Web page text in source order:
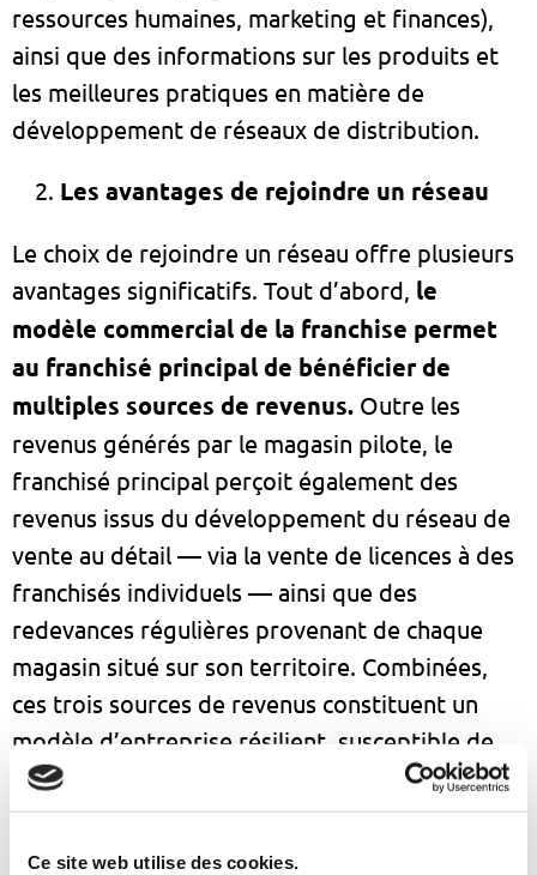
Ce site web utilise des cookies.
ressources humaines, marketing et finances),
ainsi que des informations sur les produits et
les meilleures pratiques en matière de
développement de réseaux de distribution.
Les avantages de rejoindre un réseau
Le choix de rejoindre un réseau offre plusieurs
avantages significatifs. Tout d’abord, le
modèle commercial de la franchise permet
au franchisé principal de bénéficier de
multiples sources de revenus. Outre les
revenus générés par le magasin pilote, le
franchisé principal perçoit également des
revenus issus du développement du réseau de
vente au détail — via la vente de licences à des
franchisés individuels — ainsi que des
redevances régulières provenant de chaque
magasin situé sur son territoire. Combinées,
ces trois sources de revenus constituent un
modèle d’entreprise résilient, susceptible de
devenir une véritable source de revenus. Cela
permet au franchisé principal de
s’approvisionner en toute confiance tout en